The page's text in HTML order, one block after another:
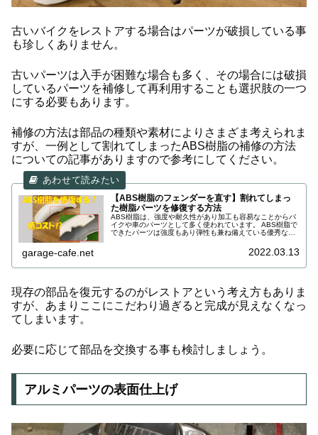
古いバイクをレストアする場合はパーツが破損している事
も珍しくありません。
古いパーツは入手が困難な場合も多く、その場合には破損
しているパーツを補修して再利用することも選択肢の一つ
にする必要もあります。
補修の方法は部品の種類や素材によりさまざま考えられま
すが、一例として割れてしまったABS樹脂の補修の方法
についての記事がありますので参考にしてください。
【ABS樹脂のフェンダーを直す】割れてしまっ
た樹脂パーツを修復する方法
ABS樹脂は、強度や耐久性があり加工も容易なことからバ
イクや車のパーツとして多く使われています。 ABS樹脂で
できたパーツは強度もあり弾性も兼ね備えている優秀な素
も大変です。 でも、諦めるのはまだ早いです。 この記事
では、ABS樹脂製のパーツを修復する方法をお伝えしてい
garage-cafe.net 2022.03.13
現存の部品を復元するのがレストアという考え方もありま
すが、あまりここにこだわり過ぎると完成が見えなくなっ
てしまいます。
必要に応じて部品を交換する事も検討しましょう。
アルミパーツの表面仕上げ